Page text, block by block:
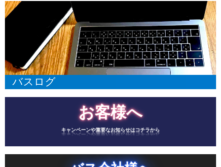
バスログ
お客様へ
キャンペーンや重要なお知らせはコチラから